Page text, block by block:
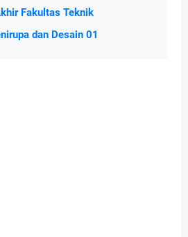
Fakultas Teknik
dan Desain 01